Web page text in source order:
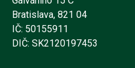
Bratislava, 821 04
IČ: 50155911
DIČ: SK2120197453